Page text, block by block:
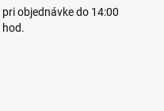
pri objednávke do 14:00
hod.